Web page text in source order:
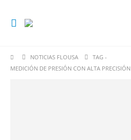
NOTICIAS FLOUSA
TAG -
MEDICIÓN DE PRESIÓN CON ALTA PRECISIÓN